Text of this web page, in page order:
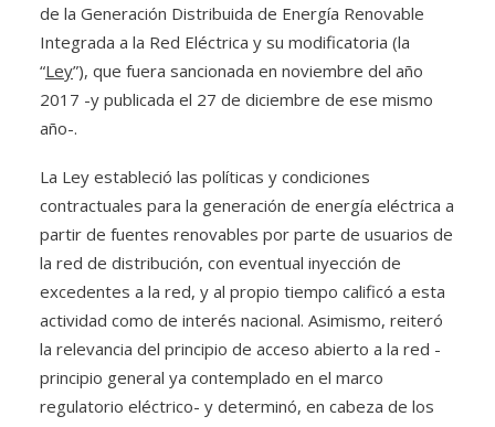
de la Generación Distribuida de Energía Renovable
Integrada a la Red Eléctrica y su modificatoria (la
“Ley”), que fuera sancionada en noviembre del año
2017 -y publicada el 27 de diciembre de ese mismo
año-.
La Ley estableció las políticas y condiciones
contractuales para la generación de energía eléctrica a
partir de fuentes renovables por parte de usuarios de
la red de distribución, con eventual inyección de
excedentes a la red, y al propio tiempo calificó a esta
actividad como de interés nacional. Asimismo, reiteró
la relevancia del principio de acceso abierto a la red -
principio general ya contemplado en el marco
regulatorio eléctrico- y determinó, en cabeza de los